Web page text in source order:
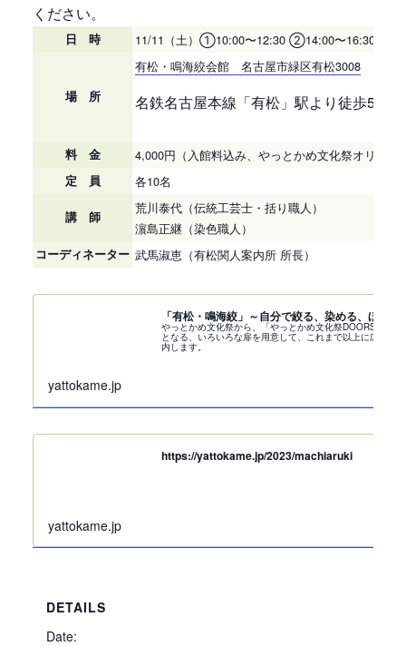
ください。
日 時 11/11（土）①10:00〜12:30 ②14:00〜16:30
場 所
有松・鳴海絞会館 名古屋市緑区有松3008
名鉄名古屋本線「有松」駅より徒歩5分
料 金 4,000円（入館料込み、やっとかめ文化祭オリジナ
定 員 各10名
講 師
荒川泰代（伝統工芸士・括り職人）
濵島正継（染色職人）
コーディネーター 武馬淑恵（有松関人案内所 所長）
「有松・鳴海絞」～自分で絞る、染める、ほどく
やっとかめ文化祭から、「やっとかめ文化祭DOORS」へ
となる、いろいろな扉を用意して、これまで以上に広く、
内します。
yattokame.jp
https://yattokame.jp/2023/machiaruki
yattokame.jp
DETAILS
Date: